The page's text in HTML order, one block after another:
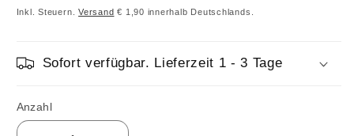
Preis
Inkl. Steuern.Versand € 1,90 innerhalb Deutschlands.
Sofort verfügbar. Lieferzeit 1 - 3 Tage
Anzahl
Anzahl